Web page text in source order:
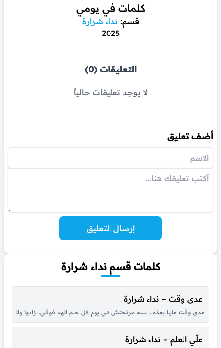
كلمات في يومي
قسم: نداء شرارة
2025
التعليقات (0)
لا يوجد تعليقات حالياً
أضف تعليق
إرسال التعليق
كلمات قسم نداء شرارة
عدى وقت – نداء شرارة
عدى وقت عليا بعدُه.. لسه مرتحتش في يوم كل حلم اتهد فوقي.. زادوا
علّي العلم – نداء شرارة